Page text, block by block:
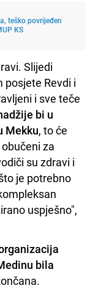
teško povrijeđen
KS
Slijedi
Revdi i
i sve teče
bi u
Mekku, to će
za
su zdravi i
je potrebno
uspješno",
bila